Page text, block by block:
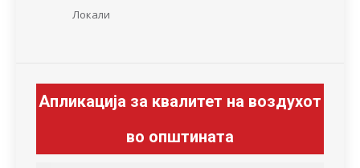
Локали
Апликација за квалитет на воздухот
во општината